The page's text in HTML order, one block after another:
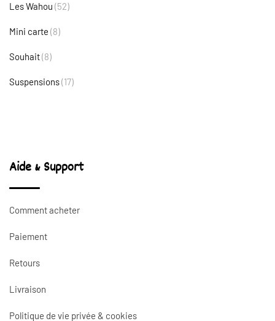
Les Wahou (52)
Mini carte (8)
Souhait(8)
Suspensions(17)
Aide & Support
Comment acheter
Paiement
Retours
Livraison
Politique de vie privée & cookies